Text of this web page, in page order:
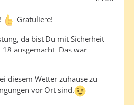
Gratuliere!
da bist Du mit Sicherheit
ausgemacht. Das war
diesem Wetter zuhause zu
vor Ort sind.